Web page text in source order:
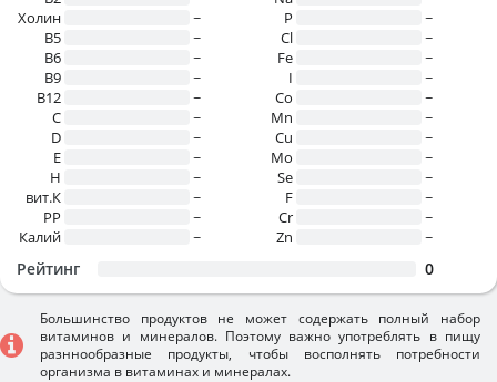
Холин
~
B5
~
B6
~
B9
~
B12
~
C
~
D
~
E
~
H
~
вит.К
~
PP
~
Калий
~
P
~
Cl
~
Fe
~
I
~
Co
~
Mn
~
Cu
~
Mo
~
Se
~
F
~
Cr
~
Zn
~
Рейтинг 0
Большинство продуктов не может содержать полный набор
витаминов и минералов. Поэтому важно употреблять в пищу
разннообразные продукты, чтобы восполнять потребности
организма в витаминах и минералах.